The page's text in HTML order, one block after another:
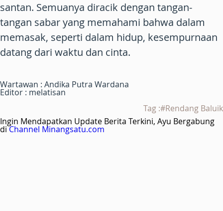
santan. Semuanya diracik dengan tangan-
tangan sabar yang memahami bahwa dalam
memasak, seperti dalam hidup, kesempurnaan
datang dari waktu dan cinta.
Wartawan : Andika Putra Wardana
Editor : melatisan
Tag :#Rendang Baluik
Ingin Mendapatkan Update Berita Terkini, Ayu Bergabung
diChannel Minangsatu.com